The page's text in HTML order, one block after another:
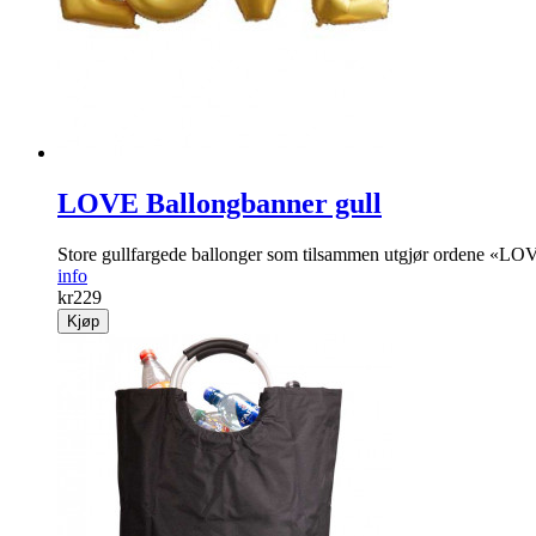
LOVE Ballongbanner gull
Store gullfargede ballonger som tilsammen utgjør ordene
info
kr229
Kjøp